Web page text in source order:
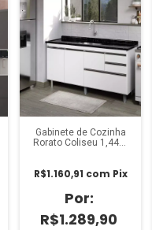
Gabinete de Cozinha
Rorato Coliseu 1,44m
R$1.289,90
R$1.160,91 com Pix